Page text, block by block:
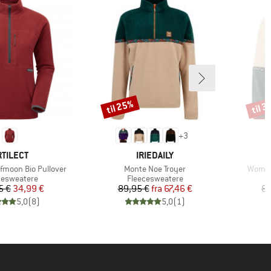
Bio Pullover
Pris
€Nedsat pris
34,99 €
5,0(8)
+3
MÆRKE
IRIEDAILY
Artikel
Monte Noe Troyer
Produktgruppe
Fleecesweatere
Pris
89,95 € Nedsat pris
fra 67,46 €
5,0(1)
Rabat
til 25%
Artikel
Rabat
til